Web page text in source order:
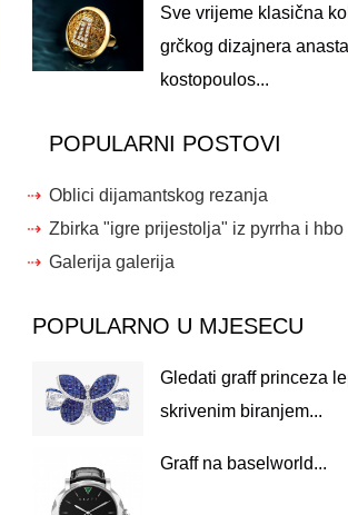
Sve vrijeme klasična
grčkog dizajnera
kostopoulos...
POPULARNI POSTOVI
Oblici dijamantskog rezanja
Zbirka "igre prijestolja" iz pyrrha i hbo
Galerija galerija
POPULARNO U MJESECU
Gledati graff princeza
skrivenim biranjem...
Graff na baselworld...